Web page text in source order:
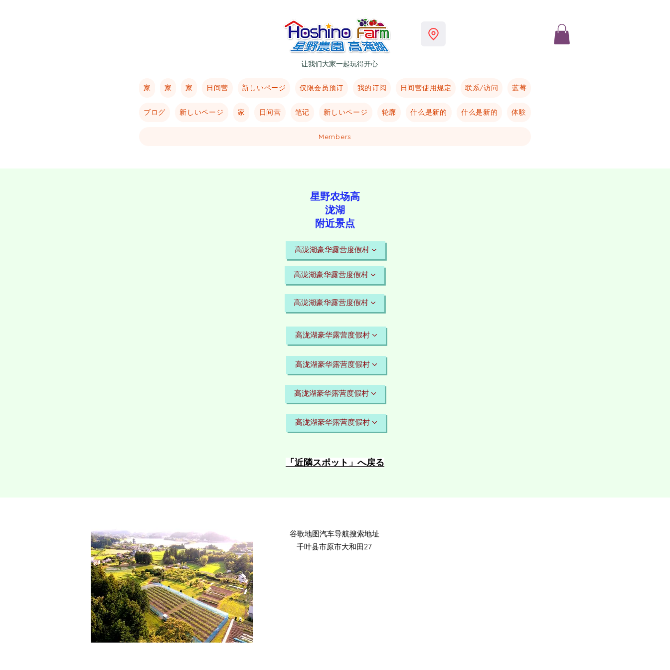
让我们大家一起玩得开心
家 家 家 日间营 新しいページ 仅限会员预订 我的订阅 日间营使用规定 联系/访问 蓝莓
ブログ 新しいページ 家 日间营 笔记 新しいページ 轮廓 什么是新的 什么是新的 体験
Members
​星野农场高
泷湖
附近景点
高泷湖豪华露营度假村
高泷湖豪华露营度假村
高泷湖豪华露营度假村
高泷湖豪华露营度假村
高泷湖豪华露营度假村
高泷湖豪华露营度假村
高泷湖豪华露营度假村
​「近隣スポット」へ戻る
​谷歌地图汽车导航搜索地址
千叶县市原市大和田27